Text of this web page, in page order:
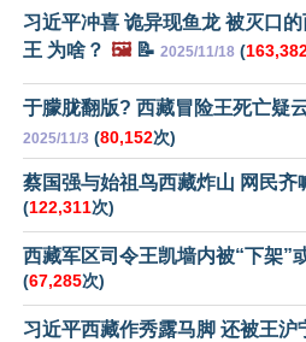
习近平冲喜 诡异现鱼龙 被灭口
王 为啥？ 🖼️📝 2025/11/18 (
于朦胧翻版? 西藏冒险王死亡疑
2025/11/3 (80,152次)
蔡国强与始祖鸟西藏炸山 网民齐
(122,311次)
西藏军区司令王凯墙内被“下架”
(67,285次)
习近平西藏作秀露马脚 还被王沪